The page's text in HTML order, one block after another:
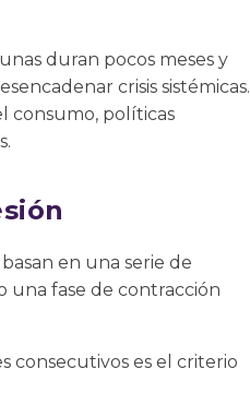
duran pocos meses y
crisis sistémicas.
consumo, políticas
en una serie de
una fase de contracción
consecutivos es el criterio